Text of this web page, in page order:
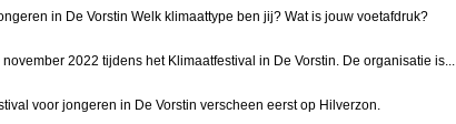
in De Vorstin Welk klimaattype ben jij? Wat is jouw voetafdruk?
2022 tijdens het Klimaatfestival in De Vorstin. De organisatie is...
voor jongeren in De Vorstin verscheen eerst op Hilverzon.